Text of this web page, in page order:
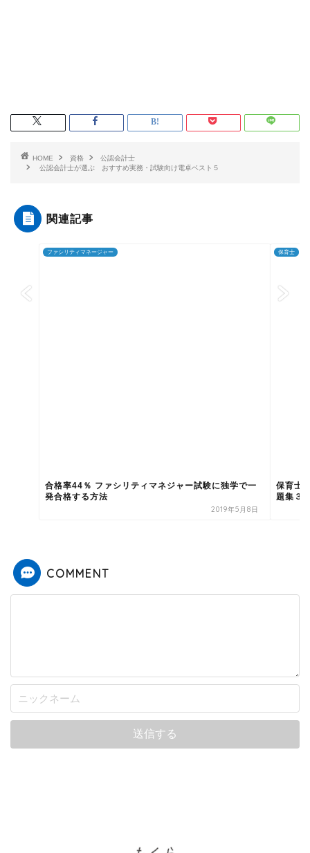
HOME 資格
公認会計士
公認会計士が選ぶ おすすめ実務・試験向け電卓ベスト５
関連記事
ファシリティマネージャー
合格率44％ ファシリティマネジャー試験に独学で一
発合格する方法
2019年5月8日
保育士
保育士
題集３
COMMENT